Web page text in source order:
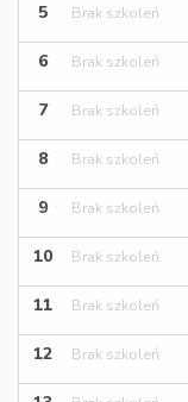
5 Brak szkoleń
6 Brak szkoleń
7 Brak szkoleń
8 Brak szkoleń
9 Brak szkoleń
10 Brak szkoleń
11 Brak szkoleń
12 Brak szkoleń